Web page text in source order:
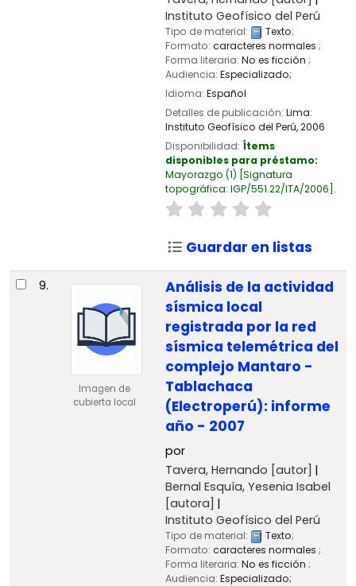
Instituto Geofísico del Perú
Tipo de material: Texto;
Formato: caracteres normales ;
Forma literaria: No es ficción ;
Audiencia: Especializado;
Idioma: Español
Detalles de publicación: Lima:
Instituto Geofísico del Perú,2006
Disponibilidad: Ítems
disponibles para préstamo:
Mayorazgo (1) Signatura
topográfica: IGP/551.22/ITA/2006 .
Guardar en listas
9.
Imagen de
cubierta local
Análisis de la actividad
sísmica local
registrada por la red
sísmica telemétrica del
complejo Mantaro -
Tablachaca
(Electroperú): informe
año - 2007
por
Tavera, Hernando [autor]
Bernal Esquía, Yesenia Isabel
[autora]
Instituto Geofísico del Perú
Tipo de material: Texto;
Formato: caracteres normales ;
Forma literaria: No es ficción ;
Audiencia: Especializado;